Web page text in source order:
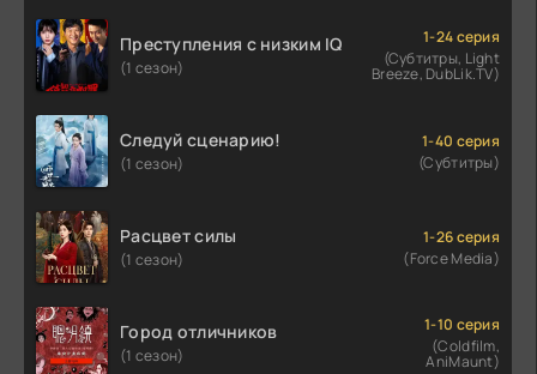
Преступления с низким IQ
(1 сезон)
1-24 серия
(Субтитры, Light
Breeze, DubLik.TV)
Следуй сценарию!
(1 сезон)
1-40 серия
(Субтитры)
Расцвет силы
(1 сезон)
1-26 серия
(Force Media)
Город отличников
(1 сезон)
1-10 серия
(Coldfilm,
AniMaunt)